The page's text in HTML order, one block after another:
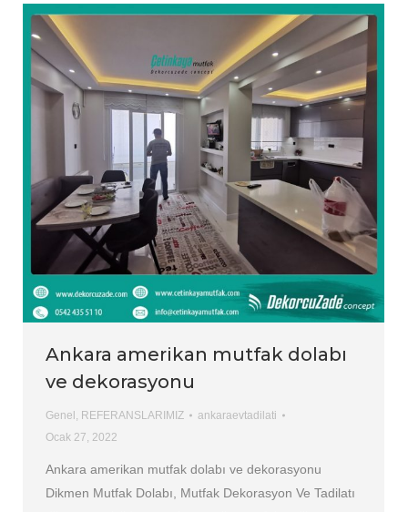
Ankara amerikan mutfak dolabı
ve dekorasyonu
Genel , REFERANSLARIMIZ
ankaraevtadilati
Ocak 27, 2022
Ankara amerikan mutfak dolabı ve dekorasyonu
Dikmen Mutfak Dolabı, Mutfak Dekorasyon Ve Tadilatı